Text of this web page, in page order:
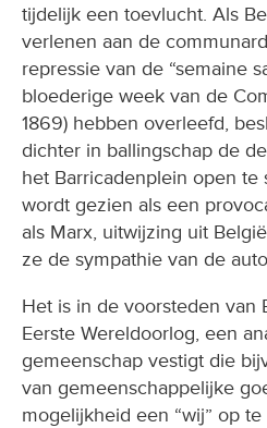
tijdelijk een toevlucht. Als
verlenen aan de
repressie van de “semaine
bloederige week van de
1869) hebben overleefd,
dichter in ballingschap de
het Barricadenplein open te
wordt gezien als een
als Marx, uitwijzing uit
ze de sympathie van de
Het is in de voorsteden van
Eerste Wereldoorlog, een
gemeenschap vestigt die
van gemeenschappelijke
mogelijkheid een “wij” op